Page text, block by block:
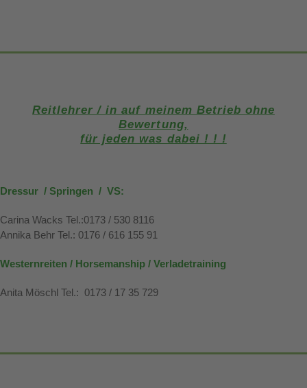
Reitlehrer / in auf meinem Betrieb ohne
Bewertung,
für jeden was dabei ! ! !
Dressur / Springen / VS:
Carina Wacks Tel.:0173 / 530 8116
Annika Behr Tel.: 0176 / 616 155 91
Westernreiten / Horsemanship / Verladetraining
Anita Möschl Tel.: 0173 / 17 35 729